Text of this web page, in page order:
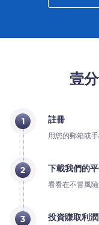
壹
1 註冊
用您的郵箱或
2 下載我們的
看看在不冒風
3 投資賺取利潤